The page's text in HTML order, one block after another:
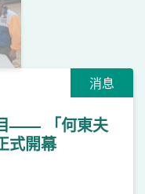
消息
—— 「何東夫
式開幕